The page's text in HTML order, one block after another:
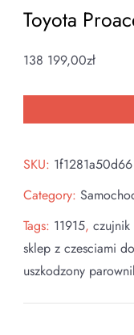
Toyota
138 199,00zł
SKU: 1f1281a50d66
Category:
Tags: 11915, czujnik
sklep z czesciami
uszkodzony